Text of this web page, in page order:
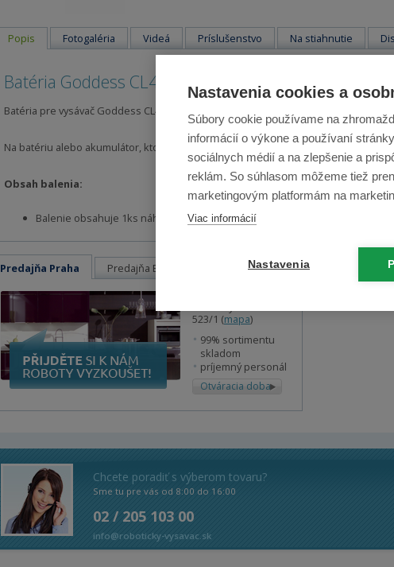
Popis Fotogaléria Videá Príslušenstvo Na stiahnutie
Batéria Goddess CL490:
Batéria pre vysávač Goddess CL490. Ni-MH batéria. Kapacita batérie je 3300 mAh.
Na batériu alebo akumulátor, ktorý môže byť súčasťou výrobku, sa vzťahuje
Obsah balenia:
Balenie obsahuje 1ks náhradnej batérie
Predajňa Praha Predajňa Brno Predajňa Náchod
523/1 (mapa)
99% sortimentu
skladom
príjemný personál
Otváracia doba
Chcete poradiť s výberom tovaru?
Sme tu pre vás od 8:00 do 16:00
02 / 205 103 00
info@roboticky-vysavac.sk
Nastavenia cookies a
Súbory cookie používame na
informácií o výkone a používaní
sociálnych médií a na zlepšenie a
reklám. So súhlasom môžeme tiež
marketingovým platformám na
Viac informácií
Nastavenia